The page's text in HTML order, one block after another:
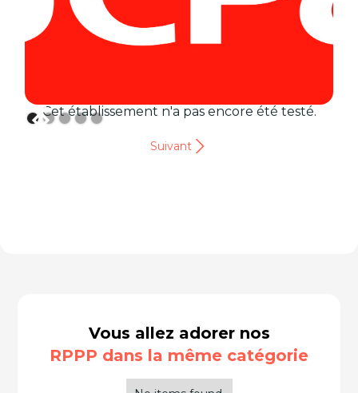
Cet établissement n'a pas encore été testé.
Suivant
Vous allez adorer nos
RPPP dans la même catégorie